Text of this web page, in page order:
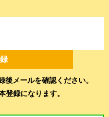
メールを確認ください。
登録になります。